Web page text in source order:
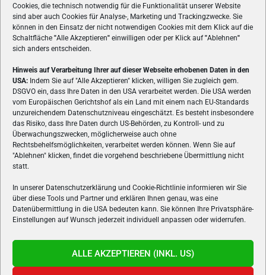
Cookies, die technisch notwendig für die Funktionalität unserer Website
sind aber auch Cookies für Analyse-, Marketing und Trackingzwecke. Sie
können in den Einsatz der nicht notwendigen Cookies mit dem Klick auf die
Schaltfläche "Alle Akzeptieren" einwilligen oder per Klick auf"Ablehnen"
sich anders entscheiden.
Hinweis auf Verarbeitung Ihrer auf dieser Webseite erhobenen Daten in den
USA: Indem Sie auf "Alle Akzeptieren" klicken, willigen Sie zugleich gem.
DSGVO ein, dass Ihre Daten in den USA verarbeitet werden. Die USA werden
vom Europäischen Gerichtshof als ein Land mit einem nach EU-Standards
unzureichendem Datenschutzniveau eingeschätzt. Es besteht insbesondere
das Risiko, dass Ihre Daten durch US-Behörden, zu Kontroll- und zu
Überwachungszwecken, möglicherweise auch ohne
Rechtsbehelfsmöglichkeiten, verarbeitet werden können. Wenn Sie auf
"Ablehnen" klicken, findet die vorgehend beschriebene Übermittlung nicht
statt.
In unserer Datenschutzerklärung und Cookie-Richtlinie informieren wir Sie
über diese Tools und Partner und erklären Ihnen genau, was eine
Datenübermittlung in die USA bedeuten kann. Sie können Ihre Privatsphäre-
Einstellungen auf Wunsch jederzeit individuell anpassen oder widerrufen.
ALLE AKZEPTIEREN (INKL. US)
ÜBER UNS
VON GAMERN, FÜR GAMER! Gamers.at ist das älteste Online-
Spielemagazin Österreichs und bringt täglich aktuelle News,
Reviews und Videos zu PC- und Konsolenspielen, Gaming-
Hardware und aus der Welt des e-Sport's.
FOLGE UNS